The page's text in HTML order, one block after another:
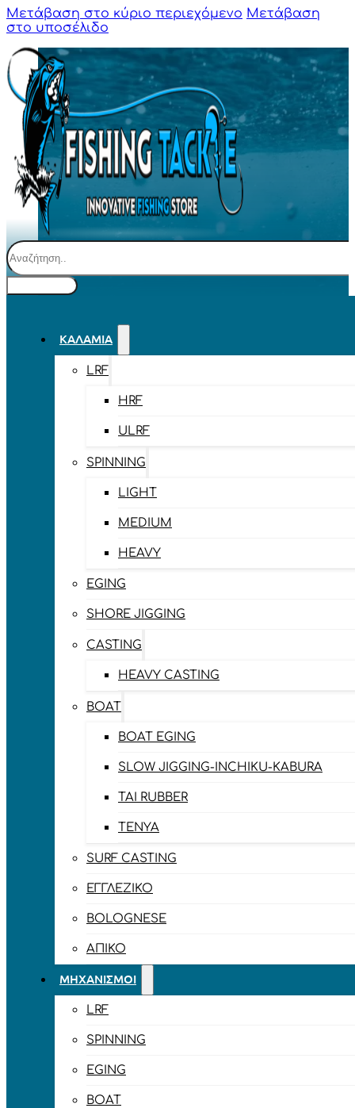
Μετάβαση στο κύριο περιεχόμενο Μετάβαση
στο υποσέλιδο
Αναζήτηση
ΚΑΛΆΜΙΑ
LRF
HRF
ULRF
SPINNING
LIGHT
MEDIUM
HEAVY
EGING
SHORE JIGGING
CASTING
HEAVY CASTING
BOAT
BOAT EGING
SLOW JIGGING-INCHIKU-KABURA
TAI RUBBER
TENYA
SURF CASTING
ΕΓΓΛΈΖΙΚΟ
BOLOGNESE
ΑΠΊΚΟ
ΜΗΧΑΝΙΣΜΟΊ
LRF
SPINNING
EGING
BOAT